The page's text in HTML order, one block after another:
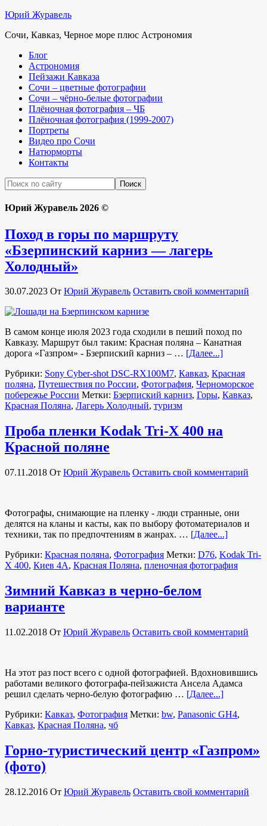
Юрий Журавель
Сочи, Кавказ, Черное море плюс Астрономия
Блог
Астрономия
Пейзажи Кавказа
Сочи – цветные фотографии
Сочи – чёрно-белые фотографии
Плёночная фотография – ЧБ
Плёночная фотография (1999-2007)
Портреты
Видео про Сочи
Натюрморты
Контакты
Юрий Журавель 2026 ©
Поход в горы по маршруту
«Бзерпинский карниз — лагерь
Холодный»
30.07.2023 От Юрий Журавель Оставить свой комментарий
В самом конце июля 2023 года сходили в пеший поход по
Кавказу. Маршрут был таким: Красная поляна – Канатная
дорога «Газпром» - Бзерпиский карниз – … [Далее...]
Рубрики: Sony Cyber-shot DSC-RX100M7, Кавказ, Красная
поляна, Путешествия по России, Фотография, Черноморское
побережье России Метки: Бзерпиский карниз, Горы, Кавказ,
Красная Поляна, Лагерь Холодный, туризм
Проба пленки Kodak Tri-X 400 на
Красной поляне
07.11.2018 От Юрий Журавель Оставить свой комментарий
Фотографы, снимающие на пленку - люди странные, они
делятся на кланы и касты, как по выбору фотоматериалов и
техники, так по предпочтениям в жанрах. … [Далее...]
Рубрики: Красная поляна, Фотография Метки: D76, Kodak Tri-
X 400, Киев 4А, Красная Поляна, пленочная фотография
Зимний Кавказ в черно-белом
варианте
11.02.2018 От Юрий Журавель Оставить свой комментарий
На этот раз пост всего с одной фотографией. Вдохновившись
работами великого фотографа-пейзажиста Ансела Адамса
решил сделать черно-белую фотографию … [Далее...]
Рубрики: Кавказ, Фотография Метки: bw, Panasonic GH4,
Кавказ, Красная Поляна, чб
Горно-туристический центр «Газпром»
(фото)
28.12.2016 От Юрий Журавель Оставить свой комментарий